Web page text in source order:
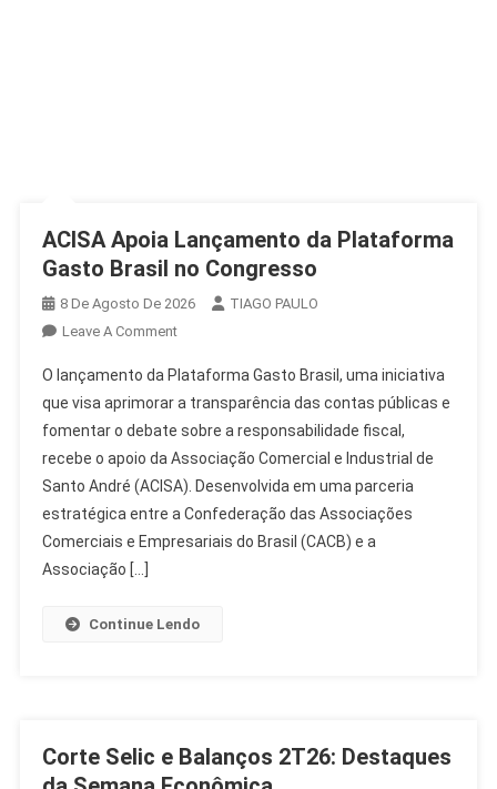
ACISA Apoia Lançamento da Plataforma
Gasto Brasil no Congresso
8 De Agosto De 2026
TIAGO PAULO
Leave A CommentOn
Apoia
Lançamento
Da
Plataforma
Gasto
Brasil
O lançamento da Plataforma Gasto Brasil, uma iniciativa
que visa aprimorar a transparência das contas públicas e
fomentar o debate sobre a responsabilidade fiscal,
recebe o apoio da Associação Comercial e Industrial de
Santo André (ACISA). Desenvolvida em uma parceria
estratégica entre a Confederação das Associações
Comerciais e Empresariais do Brasil (CACB) e a
Associação […]
Continue Lendo
Corte Selic e Balanços 2T26: Destaques